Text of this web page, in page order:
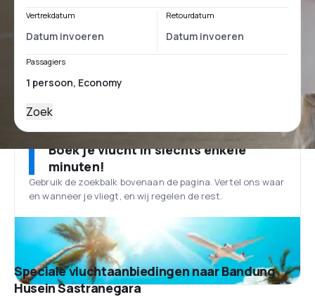
Vertrekdatum Retourdatum
Passagiers
Zoek
Boek je vlucht in slechts enkele
minuten!
Gebruik de zoekbalk bovenaan de pagina. Vertel ons waar
en wanneer je vliegt, en wij regelen de rest.
Speciale vluchtaanbiedingen naar Bandung
Husein Sastranegara